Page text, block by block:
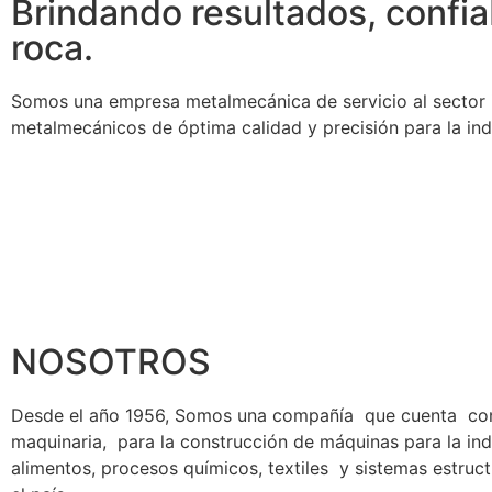
Brindando resultados,
roca.
Somos una empresa metalmecánica de servicio al
metalmecánicos de óptima calidad y precisión para la
NOSOTROS
Desde el año 1956, Somos una compañía que cuenta
maquinaria, para la construcción de máquinas para la
alimentos, procesos químicos, textiles y sistemas